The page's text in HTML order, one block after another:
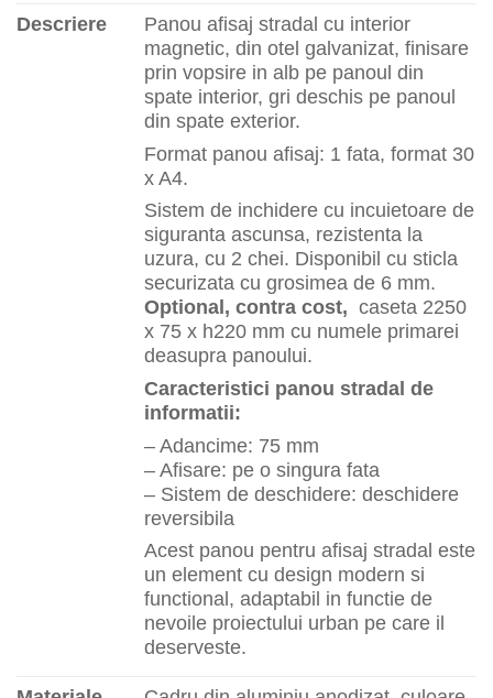
Descriere
Panou afisaj stradal cu interior
magnetic, din otel galvanizat, finisare
prin vopsire in alb pe panoul din
spate interior, gri deschis pe panoul
din spate exterior.
Format panou afisaj: 1 fata, format 30
x A4.
Sistem de inchidere cu incuietoare de
siguranta ascunsa, rezistenta la
uzura, cu 2 chei. Disponibil cu sticla
securizata cu grosimea de 6 mm.
Optional, contra cost, caseta 2250
x 75 x h220 mm cu numele primarei
deasupra panoului.
Caracteristici panou stradal de
informatii:
– Adancime: 75 mm
– Afisare: pe o singura fata
– Sistem de deschidere: deschidere
reversibila
Acest panou pentru afisaj stradal este
un element cu design modern si
functional, adaptabil in functie de
nevoile proiectului urban pe care il
deserveste.